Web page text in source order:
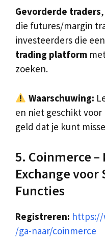
Gevorderde traders
die futures/margin
investeerders die een
trading platform
zoeken.
Waarschuwing:
en niet geschikt
geld dat je kunt
5. Coinmerce –
Exchange voor
Functies
Registreren: https://
/ga-naar/coinmerce